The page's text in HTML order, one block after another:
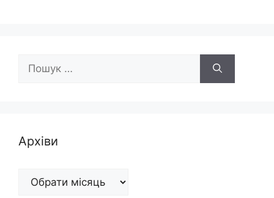
Архіви
Архіви